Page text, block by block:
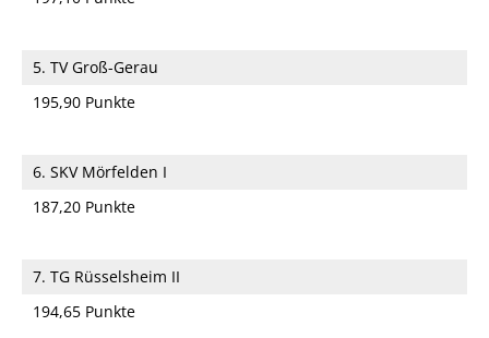
5. TV Groß-Gerau
195,90 Punkte
6. SKV Mörfelden I
187,20 Punkte
7. TG Rüsselsheim II
194,65 Punkte